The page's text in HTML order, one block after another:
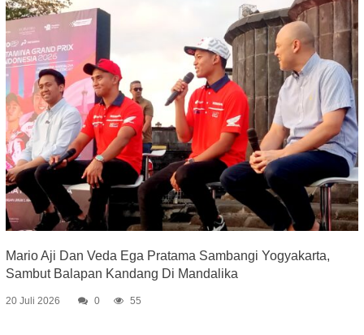
Mario Aji Dan Veda Ega Pratama Sambangi Yogyakarta,
Sambut Balapan Kandang Di Mandalika
20 Juli 2026 0 55